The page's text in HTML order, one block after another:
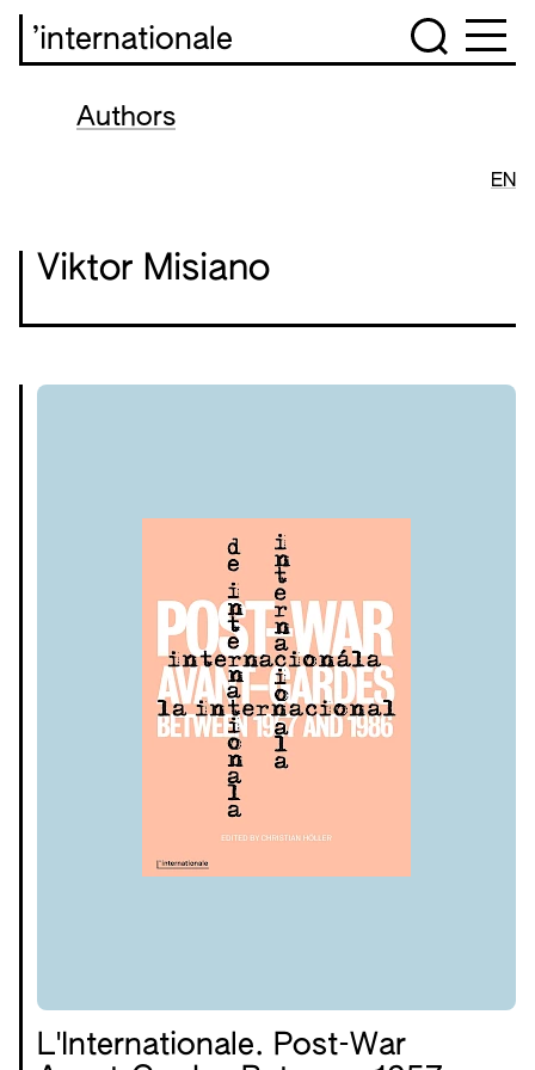
’internationale
Authors
EN
Viktor Misiano
L'Internationale. Post-War